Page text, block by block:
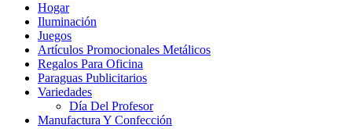
Hogar
Iluminación
Juegos
Artículos Promocionales Metálicos
Regalos Para Oficina
Paraguas Publicitarios
Variedades
Día Del Profesor
Manufactura Y Confección